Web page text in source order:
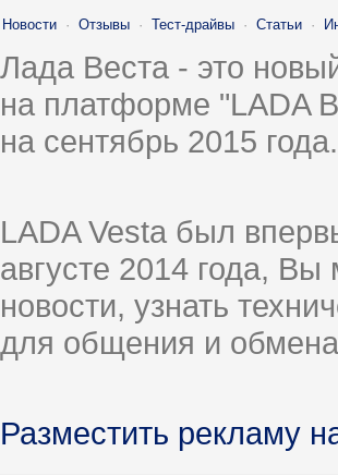
Новости · Отзывы · Тест-драйвы · Статьи ·
Лада Веста - это
на платформе "LADA
на сентябрь 2015
LADA Vesta был
августе 2014 года,
новости, узнать
для общения и
Разместить рекламу